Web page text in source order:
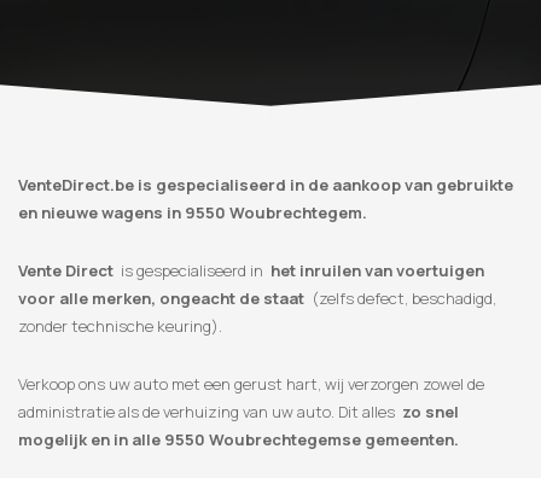
VenteDirect.be is gespecialiseerd in de aankoop van gebruikte
en nieuwe wagens in 9550 Woubrechtegem.
Vente Direct is gespecialiseerd in het inruilen van voertuigen
voor alle merken, ongeacht de staat (zelfs defect, beschadigd,
zonder technische keuring).
Verkoop ons uw auto met een gerust hart, wij verzorgen zowel de
administratie als de verhuizing van uw auto. Dit alles zo snel
mogelijk en in alle 9550 Woubrechtegemse gemeenten.